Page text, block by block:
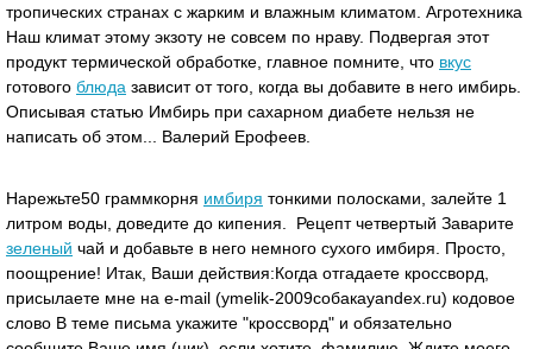
тропических странах с жарким и влажным климатом. Агротехника
Наш климат этому экзоту не совсем по нраву. Подвергая этот
продукт термической обработке, главное помните, что вкус
готового блюда зависит от того, когда вы добавите в него имбирь.
Описывая статью Имбирь при сахарном диабете нельзя не
написать об этом... Валерий Ерофеев.
Нарежьте50 граммкорня имбиря тонкими полосками, залейте 1
литром воды, доведите до кипения. Рецепт четвертый Заварите
зеленый чай и добавьте в него немного сухого имбиря. Просто,
поощрение! Итак, Ваши действия:Когда отгадаете кроссворд,
присылаете мне на e-mail (ymelik-2009собакаyandex.ru) кодовое
слово В теме письма укажите "кроссворд" и обязательно